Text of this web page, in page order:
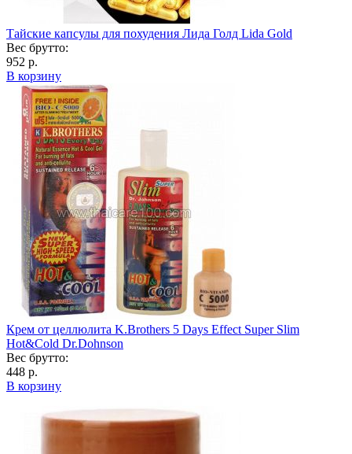
Тайские капсулы для похудения Лида Голд Lida Gold
Вес брутто:
952 р.
В корзину
Крем от целлюлита K.Brothers 5 Days Effect Super Slim
Hot&Cold Dr.Dohnson
Вес брутто:
448 р.
В корзину